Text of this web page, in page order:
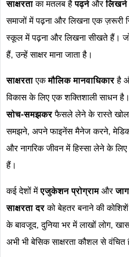
साक्षरताका मतलब हैपढ़ने औरलिखने
समाजों में पढ़ना और लिखना एक ज़रूरी
स्कूल में पढ़ना और लिखना सीखते हैं।
हैं, उन्हें साक्षर माना जाता है।
साक्षरताएकमौलिक मानवाधिकारहै
विकास के लिए एक शक्तिशाली साधन
सोच-समझकर फैसले लेने के रास्ते
समझने, अपने फाइनेंस मैनेज करने,
और नागरिक जीवन में हिस्सा लेने के
हैं।
कई देशों मेंएजुकेशन प्रोग्रामऔर
साक्षरता दरको बेहतर बनाने की
के बावजूद, दुनिया भर में लाखों लोग,
अभी भी बेसिक साक्षरता कौशल से वंचित